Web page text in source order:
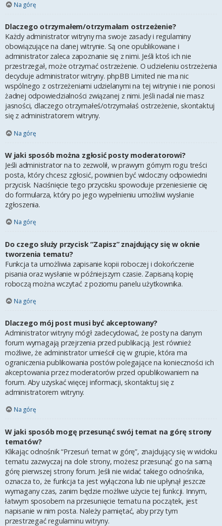
Na górę
Dlaczego otrzymałem/otrzymałam ostrzeżenie?
Każdy administrator witryny ma swoje zasady i regulaminy
obowiązujące na danej witrynie. Są one opublikowane i
administrator zaleca zapoznanie się z nimi. Jeśli ktoś ich nie
przestrzegał, może otrzymać ostrzeżenie. O udzieleniu ostrzeżenia
decyduje administrator witryny. phpBB Limited nie ma nic
wspólnego z ostrzeżeniami udzielanymi na tej witrynie i nie ponosi
żadnej odpowiedzialności związanej z nimi. Jeśli nadal nie masz
jasności, dlaczego otrzymałeś/otrzymałaś ostrzeżenie, skontaktuj
się z administratorem witryny.
Na górę
W jaki sposób można zgłosić posty moderatorowi?
Jeśli administrator na to zezwolił, w prawym górnym rogu treści
posta, który chcesz zgłosić, powinien być widoczny odpowiedni
przycisk. Naciśnięcie tego przycisku spowoduje przeniesienie cię
do formularza, który po jego wypełnieniu umożliwi wysłanie
zgłoszenia.
Na górę
Do czego służy przycisk “Zapisz” znajdujący się w oknie
tworzenia tematu?
Funkcja ta umożliwia zapisanie kopii roboczej i dokończenie
pisania oraz wysłanie w późniejszym czasie. Zapisaną kopię
roboczą można wczytać z poziomu panelu użytkownika.
Na górę
Dlaczego mój post musi być akceptowany?
Administrator witryny mógł zadecydować, że posty na danym
forum wymagają przejrzenia przed publikacją. Jest również
możliwe, że administrator umieścił cię w grupie, która ma
ograniczenia publikowania postów polegające na konieczności ich
akceptowania przez moderatorów przed opublikowaniem na
forum. Aby uzyskać więcej informacji, skontaktuj się z
administratorem witryny.
Na górę
W jaki sposób mogę przesunąć swój temat na górę strony
tematów?
Klikając odnośnik “Przesuń temat w górę”, znajdujący się w widoku
tematu zazwyczaj na dole strony, możesz przesunąć go na samą
górę pierwszej strony forum. Jeśli nie widać takiego odnośnika,
oznacza to, że funkcja ta jest wyłączona lub nie upłynął jeszcze
wymagany czas, zanim będzie możliwe użycie tej funkcji. Innym,
łatwym sposobem na przesunięcie tematu na początek, jest
napisanie w nim posta. Należy pamiętać, aby przy tym
przestrzegać regulaminu witryny.